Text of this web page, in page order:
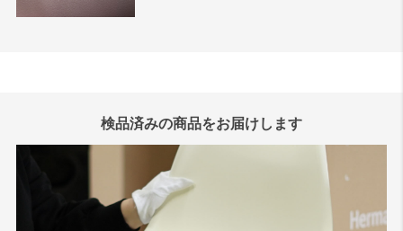
検品済みの商品をお届けします